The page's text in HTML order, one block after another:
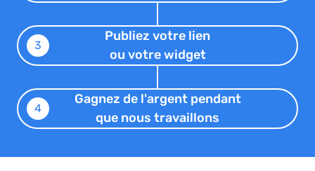
3
Publiez votre lien
ou votre widget
4
Gagnez de l'argent pendant
que nous travaillons